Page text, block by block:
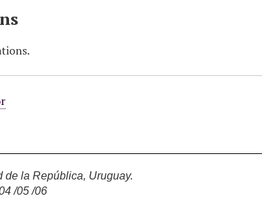
la República, Uruguay.
/05 /06